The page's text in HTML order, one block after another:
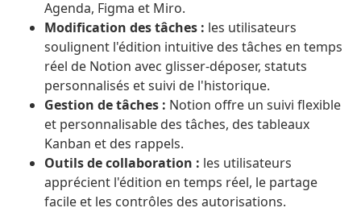
Agenda, Figma et Miro.
Modification des tâches : les utilisateurs
soulignent l'édition intuitive des tâches en temps
réel de Notion avec glisser-déposer, statuts
personnalisés et suivi de l'historique.
Gestion de tâches : Notion offre un suivi flexible
et personnalisable des tâches, des tableaux
Kanban et des rappels.
Outils de collaboration : les utilisateurs
apprécient l'édition en temps réel, le partage
facile et les contrôles des autorisations.